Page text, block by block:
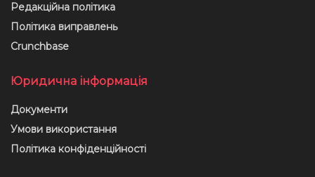
Редакційна політика
Політика виправлень
Crunchbase
Юридична інформація
Документи
Умови використання
Політика конфіденційності